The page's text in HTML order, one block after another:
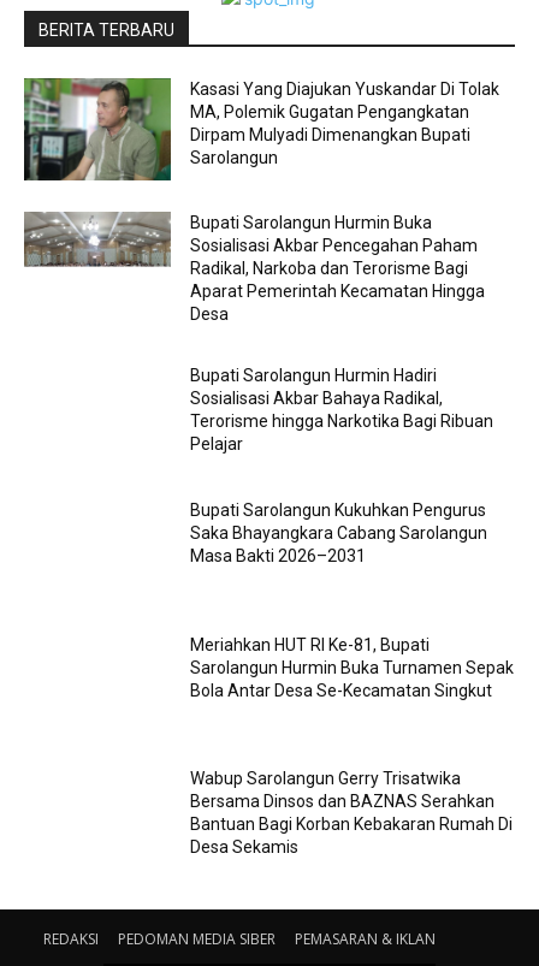
BERITA TERBARU
Kasasi Yang Diajukan Yuskandar Di Tolak
MA, Polemik Gugatan Pengangkatan
Dirpam Mulyadi Dimenangkan Bupati
Sarolangun
Bupati Sarolangun Hurmin Buka
Sosialisasi Akbar Pencegahan Paham
Radikal, Narkoba dan Terorisme Bagi
Aparat Pemerintah Kecamatan Hingga
Desa
Bupati Sarolangun Hurmin Hadiri
Sosialisasi Akbar Bahaya Radikal,
Terorisme hingga Narkotika Bagi Ribuan
Pelajar
Bupati Sarolangun Kukuhkan Pengurus
Saka Bhayangkara Cabang Sarolangun
Masa Bakti 2026–2031
Meriahkan HUT RI Ke-81, Bupati
Sarolangun Hurmin Buka Turnamen Sepak
Bola Antar Desa Se-Kecamatan Singkut
Wabup Sarolangun Gerry Trisatwika
Bersama Dinsos dan BAZNAS Serahkan
Bantuan Bagi Korban Kebakaran Rumah Di
Desa Sekamis
REDAKSI PEDOMAN MEDIA SIBER PEMASARAN & IKLAN